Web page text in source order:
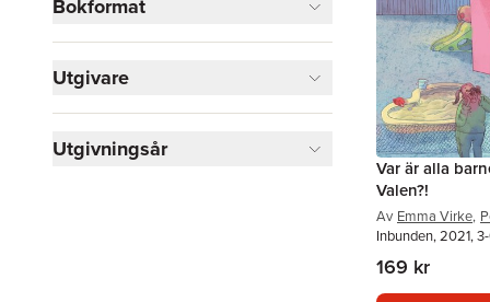
Bokformat
Utgivare
Utgivningsår
Var är alla
Valen?!
Av Emma Virke,
Inbunden, 2021,
169 kr